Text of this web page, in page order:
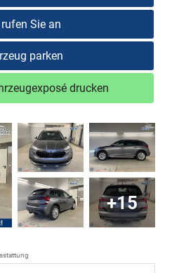
Sie an
parken
drucken
+15